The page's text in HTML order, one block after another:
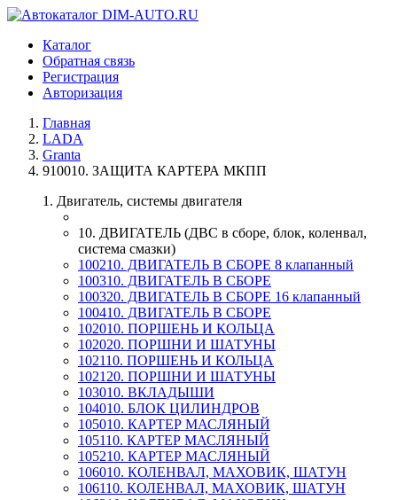
Каталог
Обратная связь
Регистрация
Авторизация
Главная
LADA
Granta
910010. ЗАЩИТА КАРТЕРА МКПП
1. Двигатель, системы двигателя
10. ДВИГАТЕЛЬ (ДВС в сборе, блок, коленвал,
система смазки)
100210. ДВИГАТЕЛЬ В СБОРЕ 8 клапанный
100310. ДВИГАТЕЛЬ В СБОРЕ
100320. ДВИГАТЕЛЬ В СБОРЕ 16 клапанный
100410. ДВИГАТЕЛЬ В СБОРЕ
102010. ПОРШЕНЬ И КОЛЬЦА
102020. ПОРШНИ И ШАТУНЫ
102110. ПОРШЕНЬ И КОЛЬЦА
102120. ПОРШНИ И ШАТУНЫ
103010. ВКЛАДЫШИ
104010. БЛОК ЦИЛИНДРОВ
105010. КАРТЕР МАСЛЯНЫЙ
105110. КАРТЕР МАСЛЯНЫЙ
105210. КАРТЕР МАСЛЯНЫЙ
106010. КОЛЕНВАЛ, МАХОВИК, ШАТУН
106110. КОЛЕНВАЛ, МАХОВИК, ШАТУН